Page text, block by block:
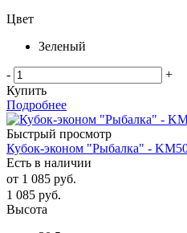
Цвет
Зеленый
-
+
Купить
Подробнее
Быстрый просмотр
Кубок-эконом "Рыбалка" -
Есть в наличии
от 1 085 руб.
1 085 руб.
Высота